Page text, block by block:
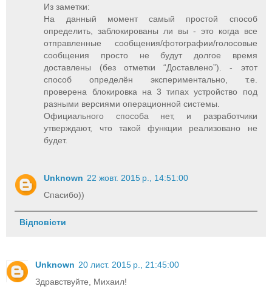
Из заметки:
На данный момент самый простой способ
определить, заблокированы ли вы - это когда все
отправленные сообщения/фотографии/голосовые
сообщения просто не будут долгое время
доставлены (без отметки “Доставлено”). - этот
способ определён экспериментально, т.е.
проверена блокировка на 3 типах устройство под
разными версиями операционной системы.
Официального способа нет, и разработчики
утверждают, что такой функции реализовано не
будет.
Unknown 22 жовт. 2015 р., 14:51:00
Спасибо))
Відповісти
Unknown 20 лист. 2015 р., 21:45:00
Здравствуйте, Михаил!